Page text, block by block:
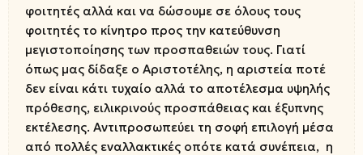
φοιτητές αλλά και να δώσουμε σε όλους τους
φοιτητές το κίνητρο προς την κατεύθυνση
μεγιστοποίησης των προσπαθειών τους. Γιατί
όπως μας δίδαξε ο Αριστοτέλης, η αριστεία ποτέ
δεν είναι κάτι τυχαίο αλλά το αποτέλεσμα υψηλής
πρόθεσης, ειλικρινούς προσπάθειας και έξυπνης
εκτέλεσης. Αντιπροσωπεύει τη σοφή επιλογή μέσα
από πολλές εναλλακτικές οπότε κατά συνέπεια, η